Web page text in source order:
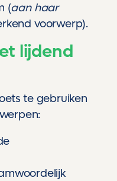
(aan haar
voorwerp).
lijdend
te gebruiken